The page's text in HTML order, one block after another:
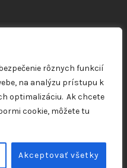
rôznych funkcií
na analýzu prístupu k
optimalizáciu. Ak chcete
cookie, môžete tu
Akceptovať všetky